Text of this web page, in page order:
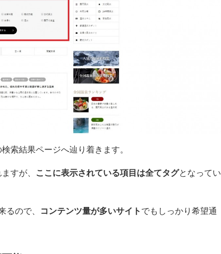
索結果ページへ辿り着きます。
すが、 ここに表示されている項目は全てタグとなってい
るので、 コンテンツ量が多いサイト でもしっかり希望通